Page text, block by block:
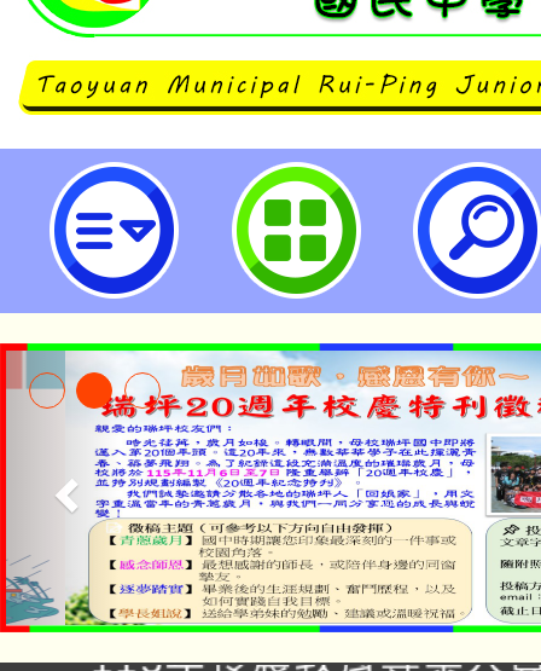
桃園市立瑞坪國民中學
淨零綠生活教案入校路
會
115年食農教育專業人